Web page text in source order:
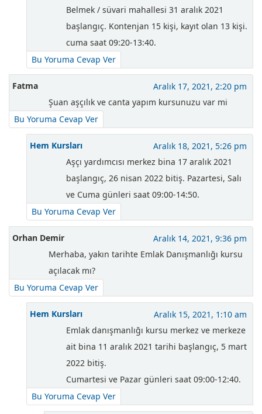
Belmek / süvari mahallesi 31 aralık 2021
başlangıç. Kontenjan 15 kişi, kayıt olan 13 kişi.
cuma saat 09:20-13:40.
Bu Yoruma Cevap Ver
Fatma
Aralık 17, 2021, 2:20 pm
Şuan aşçılık ve canta yapım kursunuzu var mi
Bu Yoruma Cevap Ver
Hem Kursları
Aralık 18, 2021, 5:26 pm
Aşçı yardımcısı merkez bina 17 aralık 2021
başlangıç, 26 nisan 2022 bitiş. Pazartesi, Salı
ve Cuma günleri saat 09:00-14:50.
Bu Yoruma Cevap Ver
Orhan Demir
Aralık 14, 2021, 9:36 pm
Merhaba, yakın tarihte Emlak Danışmanlığı kursu
açılacak mı?
Bu Yoruma Cevap Ver
Hem Kursları
Aralık 15, 2021, 1:10 am
Emlak danışmanlığı kursu merkez ve merkeze
ait bina 11 aralık 2021 tarihi başlangıç, 5 mart
2022 bitiş.
Cumartesi ve Pazar günleri saat 09:00-12:40.
Bu Yoruma Cevap Ver